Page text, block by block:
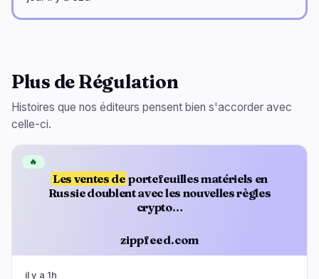
Plus de Régulation
Histoires que nos éditeurs pensent bien s'accorder avec
celle-ci.
Les ventes de portefeuilles matériels en
Russie doublent avec les nouvelles règles
crypto…
zippfeed.com
🔥
il y a 1h